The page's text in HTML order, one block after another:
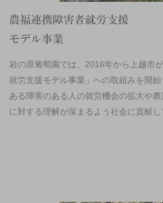
岩の原葡萄園では、2016年から上越市
就労支援モデル事業」への取組みを開
ある障害のある人の就労機会の拡大や
に対する理解が深まるよう社会に貢献し